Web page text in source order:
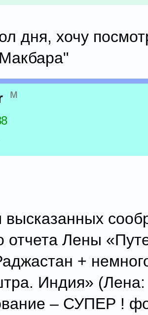
дня, хочу
м
высказанных
отчета Лены
+
Индия» (Лена:
– СУПЕР !